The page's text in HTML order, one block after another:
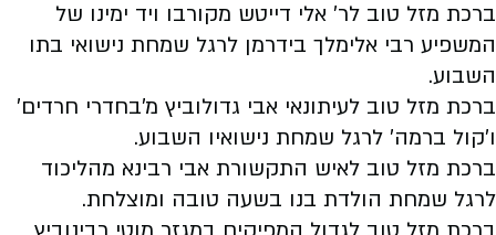
ברכת מזל טוב לר' אלי דייטש מקורבו ויד ימינו של
המשפיע רבי אלימלך בידרמן לרגל שמחת נישואי בתו
השבוע.
ברכת מזל טוב לעיתונאי אבי גדולוביץ מ'בחדרי חרדים'
ו'קול ברמה' לרגל שמחת נישואיו השבוע.
ברכת מזל טוב לאיש התקשורת אבי רבינא מהליכוד
לרגל שמחת הולדת בנו בשעה טובה ומוצלחת.